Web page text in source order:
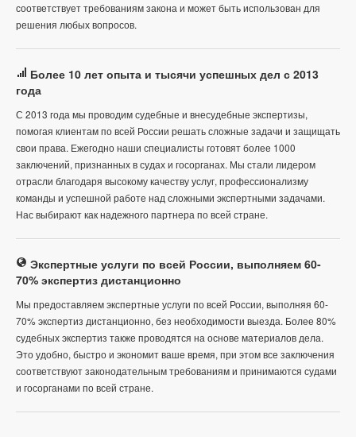
соответствует требованиям закона и может быть использован для
решения любых вопросов.
Более 10 лет опыта и тысячи успешных дел с 2013
года
С 2013 года мы проводим судебные и внесудебные экспертизы,
помогая клиентам по всей России решать сложные задачи и защищать
свои права. Ежегодно наши специалисты готовят более 1000
заключений, признанных в судах и госорганах. Мы стали лидером
отрасли благодаря высокому качеству услуг, профессионализму
команды и успешной работе над сложными экспертными задачами.
Нас выбирают как надежного партнера по всей стране.
Экспертные услуги по всей России, выполняем 60-
70% экспертиз дистанционно
Мы предоставляем экспертные услуги по всей России, выполняя 60-
70% экспертиз дистанционно, без необходимости выезда. Более 80%
судебных экспертиз также проводятся на основе материалов дела.
Это удобно, быстро и экономит ваше время, при этом все заключения
соответствуют законодательным требованиям и принимаются судами
и госорганами по всей стране.